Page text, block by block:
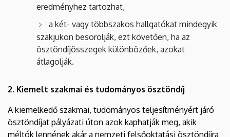
eredményhez tartozhat,
a két- vagy többszakos hallgatókat mindegyik
szakjukon besorolják, ezt követően, ha az
ösztöndíjösszegek különbözőek, azokat
átlagolják.
2. Kiemelt szakmai és tudományos ösztöndíj
A kiemelkedő szakmai, tudományos teljesítményért járó
ösztöndíjat pályázati úton azok kaphatják meg, akik
méltók lennének akár a nemzeti felsőoktatási ösztöndíjra